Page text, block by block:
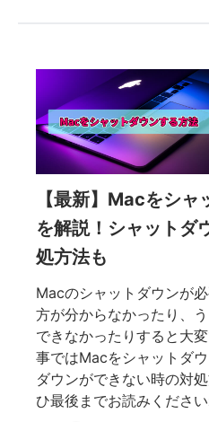
【最新】Macをシ
を解説！シャットダ
処方法も
Macのシャットダウンが
方が分からなかったり、
できなかったりすると大
事ではMacをシャットダ
ダウンができない時の対
ひ最後までお読みください